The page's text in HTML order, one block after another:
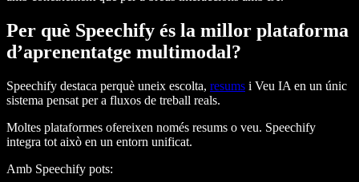
Per què Speechify és la millor plataforma
d’aprenentatge multimodal?
Speechify destaca perquè uneix escolta, resums i Veu IA en un únic
sistema pensat per a fluxos de treball reals.
Moltes plataformes ofereixen només resums o veu. Speechify
integra tot això en un entorn unificat.
Amb Speechify pots: